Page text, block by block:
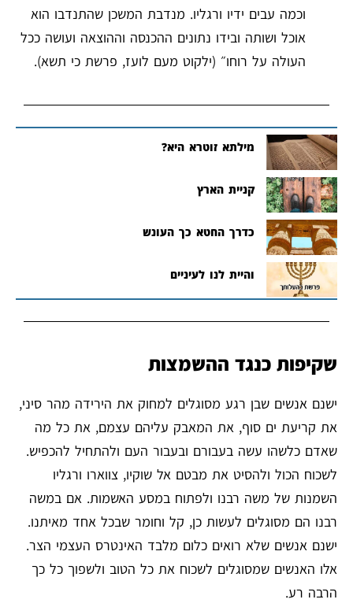
וכמה עבים ידיו ורגליו. מנדבת המשכן שהתנדבו הוא
אוכל ושותה ובידו נתונים ההכנסה וההוצאה ועושה ככל
העולה על רוחו״ (ילקוט מעם לועז, פרשת כי תשא).
מילתא זוטרא היא?
קניית הארץ
כדרך החטא כך העונש
והיית לנו לעיניים
שקיפות כנגד ההשמצות
ישנם אנשים שבן רגע מסוגלים למחוק את הירידה מהר סיני,
את קריעת ים סוף, את המאבק עליהם עצמם, את כל מה
שאדם כלשהו עשה בעבורם ובעבור העם ולהתחיל להכפיש.
לשכוח הכול ולהסיט את מבטם אל שוקיו, צווארו ורגליו
השמנות של משה רבנו ולפתוח במסע האשמות. אם במשה
רבנו הם מסוגלים לעשות כן, קל וחומר שבכל אחד מאיתנו.
ישנם אנשים שלא רואים כלום מלבד האינטרס העצמי הצר.
אלו האנשים שמסוגלים לשכוח את כל הטוב ולשפוך כל כך
הרבה רע.